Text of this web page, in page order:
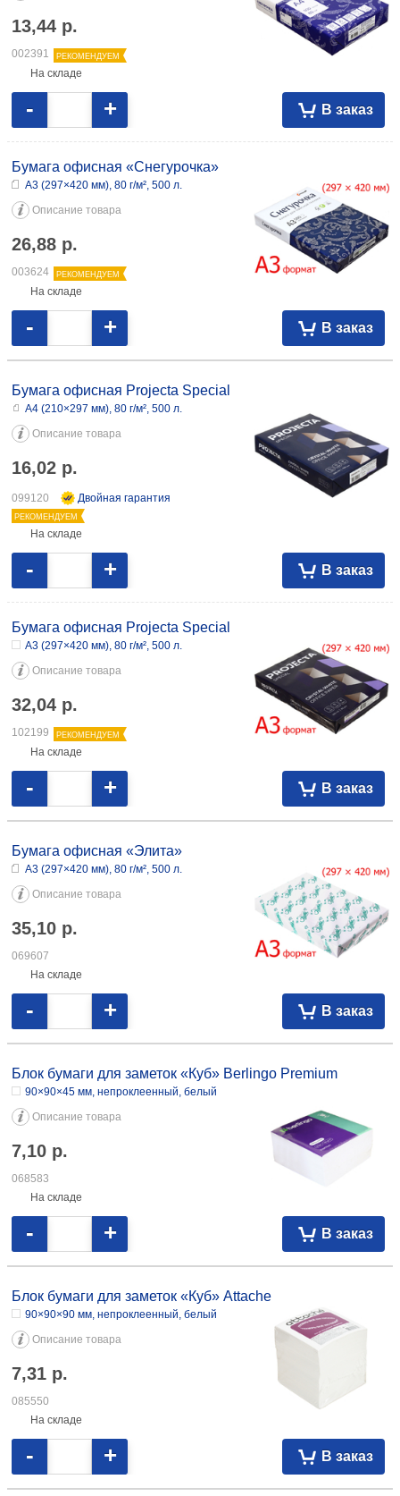
13,44 р.
002391 РЕКОМЕНДУЕМ
На складе
В заказ
- +
Бумага офисная «Снегурочка»
А3 (297×420 мм), 80 г/м², 500 л.
Описание товара
26,88 р.
003624 РЕКОМЕНДУЕМ
На складе
В заказ
- +
Бумага офисная Projecta Special
А4 (210×297 мм), 80 г/м², 500 л.
Описание товара
16,02 р.
099120 Двойная гарантия
РЕКОМЕНДУЕМ
На складе
В заказ
- +
Бумага офисная Projecta Special
А3 (297×420 мм), 80 г/м², 500 л.
Описание товара
32,04 р.
102199 РЕКОМЕНДУЕМ
На складе
В заказ
- +
Бумага офисная «Элита»
А3 (297×420 мм), 80 г/м², 500 л.
Описание товара
35,10 р.
069607
На складе
В заказ
- +
Блок бумаги для заметок «Куб» Berlingo Premium
90×90×45 мм, непроклеенный, белый
Описание товара
7,10 р.
068583
На складе
В заказ
- +
Блок бумаги для заметок «Куб» Attache
90×90×90 мм, непроклеенный, белый
Описание товара
7,31 р.
085550
На складе
В заказ
- +